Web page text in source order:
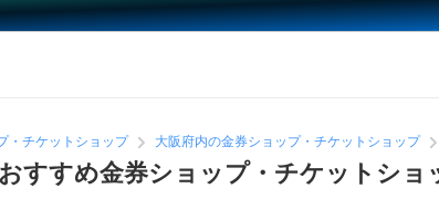
・チケットショップ 大阪府内の金券ショップ・チケットショップ
すすめ金券ショップ・チケットショ